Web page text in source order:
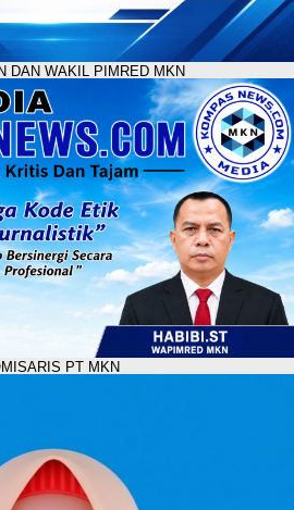
DAN WAKIL PIMRED MKN
PT MKN